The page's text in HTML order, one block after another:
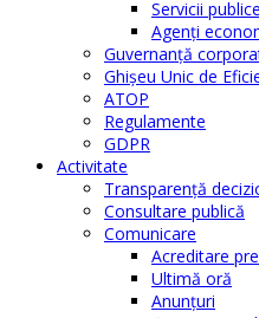
Servicii publice
Agenţi
Guvernanță
Ghişeu Unic de
ATOP
Regulamente
GDPR
Activitate
Transparenţă
Consultare publică
Comunicare
Acreditare
Ultimă oră
Anunţuri